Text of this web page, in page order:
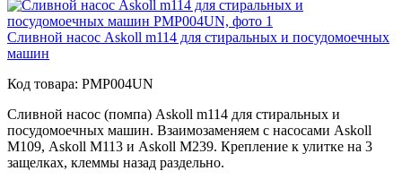
Сливной насос Askoll m114 для стиральных и посудомоечных
машин
Код товара: PMP004UN
Сливной насос (помпа) Askoll m114 для стиральных и
посудомоечных машин. Взаимозаменяем с насосами Askoll
М109, Askoll M113 и Askoll M239. Крепление к улитке на 3
защелках, клеммы назад раздельно.